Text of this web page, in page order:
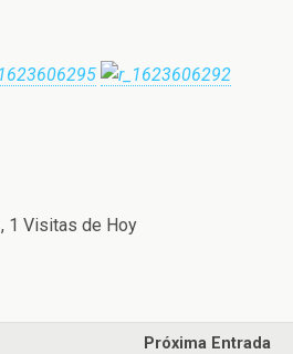
, 1 Visitas de Hoy
Próxima Entrada